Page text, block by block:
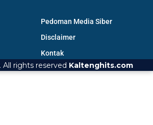
Pedoman Media Siber
Disclaimer
Kontak
All rights reserved Kaltenghits.com